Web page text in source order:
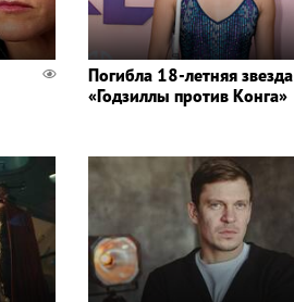
Погибла 18-летняя звезда
«Годзиллы против Конга»